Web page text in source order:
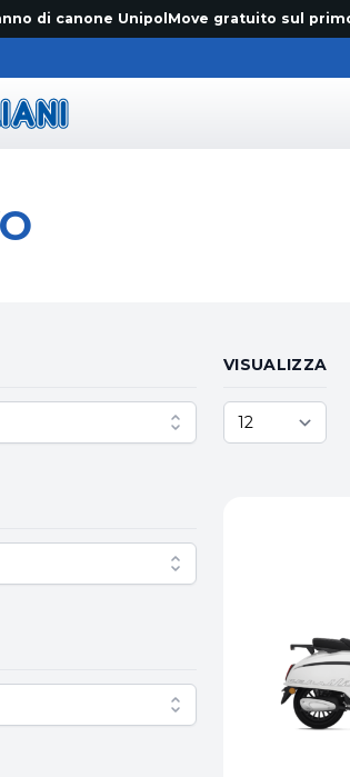
canone UnipolMove gratuito sul primo
VISUALIZZA